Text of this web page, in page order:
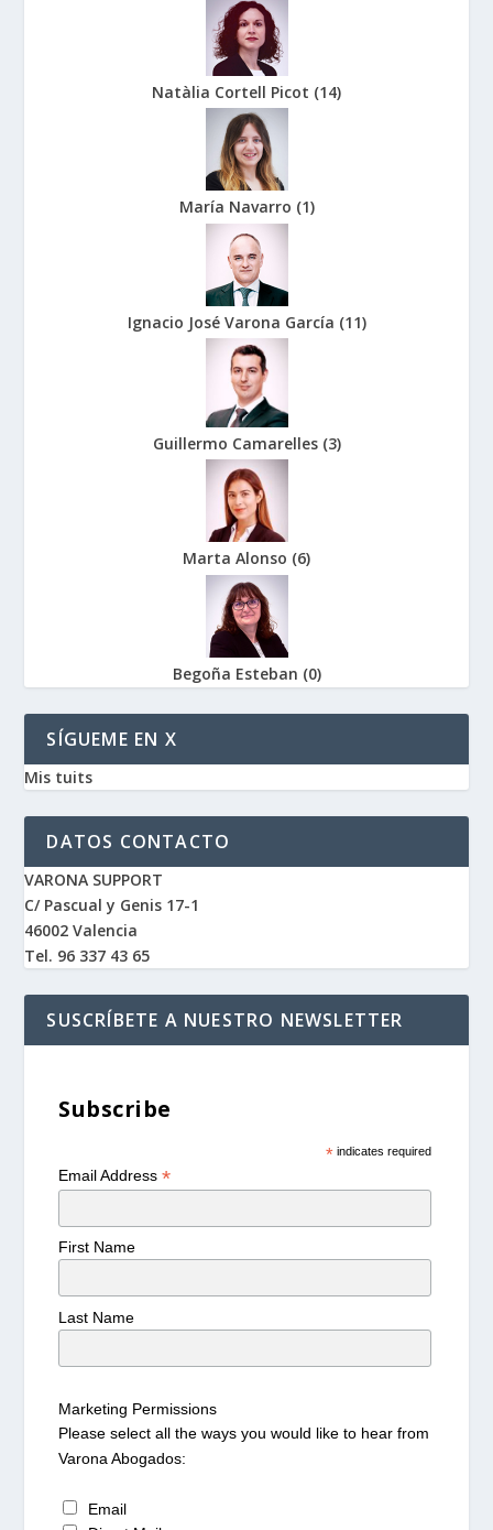
Natàlia Cortell Picot (14)
María Navarro (1)
Ignacio José Varona García (11)
Guillermo Camarelles (3)
Marta Alonso (6)
Begoña Esteban (0)
SÍGUEME EN X
Mis tuits
DATOS CONTACTO
VARONA SUPPORT
C/ Pascual y Genis 17-1
46002 Valencia
Tel. 96 337 43 65
SUSCRÍBETE A NUESTRO NEWSLETTER
Subscribe
*indicates required
Email Address*
First Name
Last Name
Marketing Permissions
Please select all the ways you would like to hear from
Varona Abogados:
Email